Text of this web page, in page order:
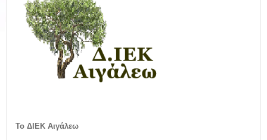
Το ΔΙΕΚ Αιγάλεω